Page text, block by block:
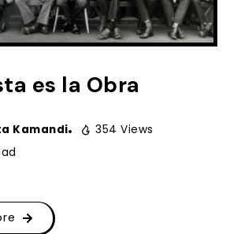
es la Obra
Kamandi
354 Views